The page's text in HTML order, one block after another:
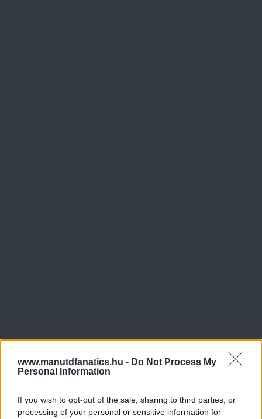
www.manutdfanatics.hu - Do Not Process My
Personal Information
If you wish to opt-out of the sale, sharing to third parties, or
processing of your personal or sensitive information for
Meccs Center